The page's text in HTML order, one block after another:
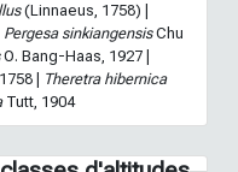
(Linnaeus, 1758) |
Pergesa sinkiangensisChu
O. Bang-Haas, 1927 |
|
Theretra hibernica
Tutt, 1904